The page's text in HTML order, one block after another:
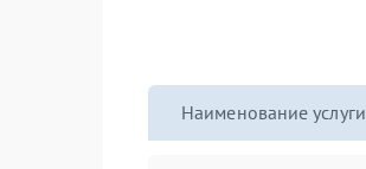
Наименование услуги